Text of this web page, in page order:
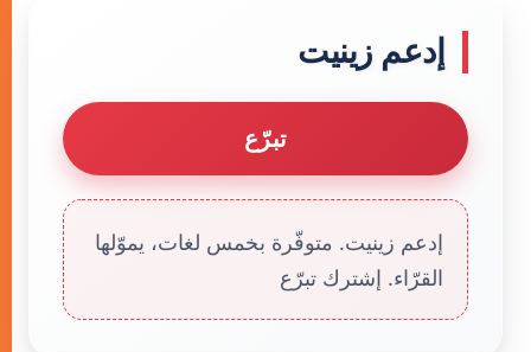
إدعم زينيت
تبرّع
إدعم زينيت. متوفّرة بخمس لغات، يموّلها
القرّاء. إشترك تبرّع